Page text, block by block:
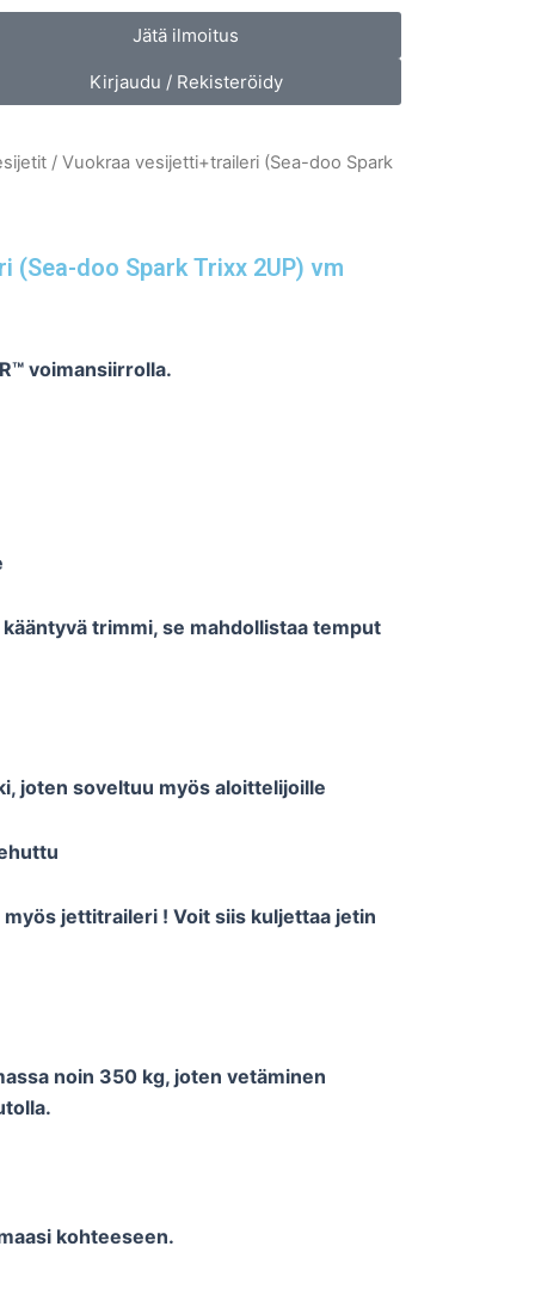
Jätä ilmoitus
Kirjaudu / Rekisteröidy
/ Vuokraa vesijetti+traileri (Sea-doo Spark
doo Spark Trixx 2UP) vm
voimansiirrolla.
trimmi, se mahdollistaa temput
joten soveltuu myös aloittelijoille
jettitraileri ! Voit siis kuljettaa jetin
noin 350 kg, joten vetäminen
kohteeseen.